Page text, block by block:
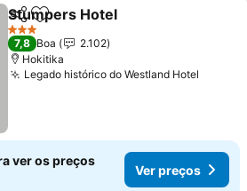
PartilharAdicionar aos favoritos
Stumpers Hotel
3 Estrelas
7,8 Boa
2.102
Hokitika
Legado histórico do Westland Hotel
ver os preços
Ver preços